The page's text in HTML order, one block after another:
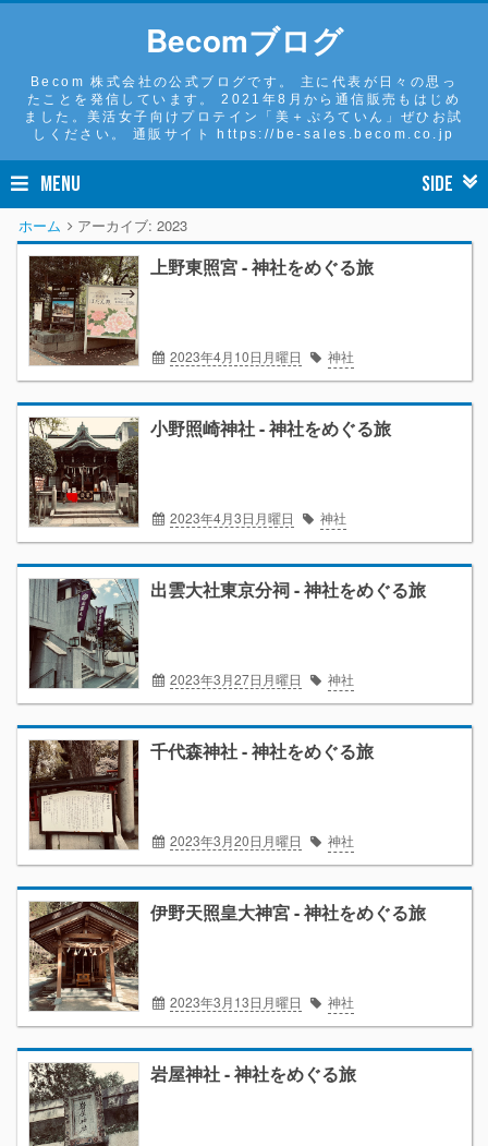
Becomブログ
Becom 株式会社の公式ブログです。 主に代表が日々の思っ
たことを発信しています。 2021年8月から通信販売もはじめ
ました。美活女子向けプロテイン「美＋ぷろていん」ぜひお試
しください。 通販サイト https://be-sales.becom.co.jp
MENU SIDE
ホーム アーカイブ: 2023
上野東照宮 - 神社をめぐる旅
2023年4月10日月曜日 神社
小野照崎神社 - 神社をめぐる旅
2023年4月3日月曜日 神社
出雲大社東京分祠 - 神社をめぐる旅
2023年3月27日月曜日 神社
千代森神社 - 神社をめぐる旅
2023年3月20日月曜日 神社
伊野天照皇大神宮 - 神社をめぐる旅
2023年3月13日月曜日 神社
岩屋神社 - 神社をめぐる旅